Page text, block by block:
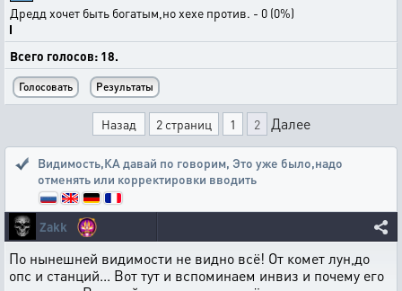
Дредд хочет быть богатым,но хехе против. - 0 (0%)
Всего голосов: 18.
Назад 2 страниц 1 2 Далее
Видимость,КА давай по говорим, Это уже было,надо
отменять или корректировки вводить
Zakk
По нынешней видимости не видно всё! От комет лун,до
опс и станций... Вот тут и вспоминаем инвиз и почему его